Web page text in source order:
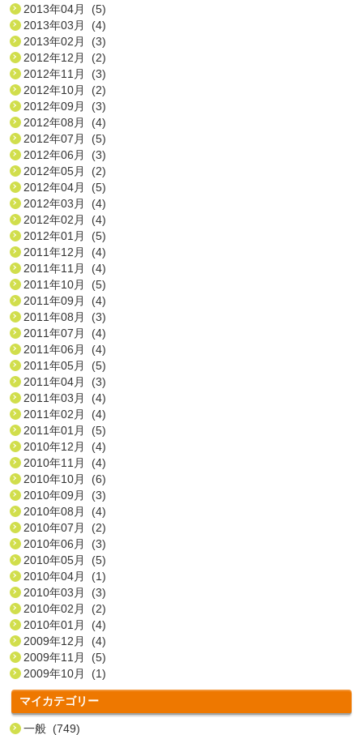
2013年04月 (5)
2013年03月 (4)
2013年02月 (3)
2012年12月 (2)
2012年11月 (3)
2012年10月 (2)
2012年09月 (3)
2012年08月 (4)
2012年07月 (5)
2012年06月 (3)
2012年05月 (2)
2012年04月 (5)
2012年03月 (4)
2012年02月 (4)
2012年01月 (5)
2011年12月 (4)
2011年11月 (4)
2011年10月 (5)
2011年09月 (4)
2011年08月 (3)
2011年07月 (4)
2011年06月 (4)
2011年05月 (5)
2011年04月 (3)
2011年03月 (4)
2011年02月 (4)
2011年01月 (5)
2010年12月 (4)
2010年11月 (4)
2010年10月 (6)
2010年09月 (3)
2010年08月 (4)
2010年07月 (2)
2010年06月 (3)
2010年05月 (5)
2010年04月 (1)
2010年03月 (3)
2010年02月 (2)
2010年01月 (4)
2009年12月 (4)
2009年11月 (5)
2009年10月 (1)
マイカテゴリー
一般 (749)